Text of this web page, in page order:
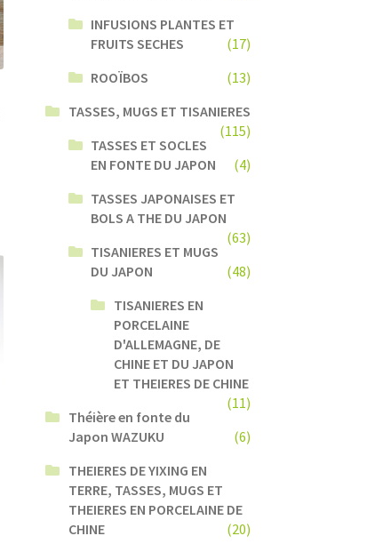
INFUSIONS PLANTES ET
FRUITS SECHES
(17)
ROOÏBOS
(13)
TASSES, MUGS ET TISANIERES
(115)
TASSES ET SOCLES
EN FONTE DU JAPON
(4)
TASSES JAPONAISES ET
BOLS A THE DU JAPON
(63)
TISANIERES ET MUGS
DU JAPON
(48)
TISANIERES EN
PORCELAINE
D'ALLEMAGNE, DE
CHINE ET DU JAPON
ET THEIERES DE CHINE
(11)
Théière en fonte du
Japon WAZUKU
(6)
THEIERES DE YIXING EN
TERRE, TASSES, MUGS ET
THEIERES EN PORCELAINE DE
CHINE
(20)